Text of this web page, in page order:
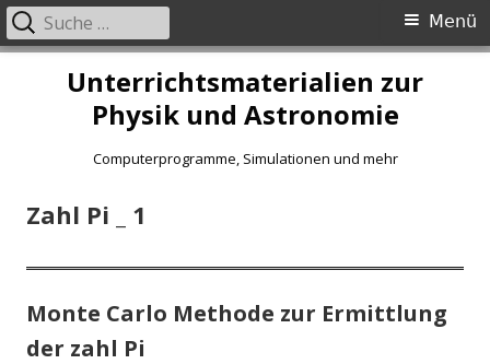
Unterrichtsmaterialien zur
Physik und Astronomie
Computerprogramme, Simulationen und mehr
Primäres
Menü
Menü
Suche
nach:
Zahl Pi _ 1
Monte Carlo Methode zur Ermittlung
der zahl Pi